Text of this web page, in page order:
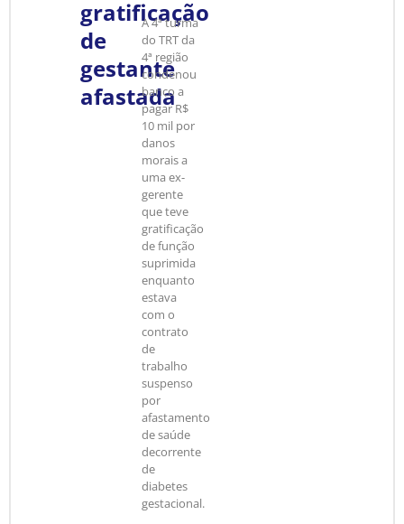
gratificação
de
gestante
afastada
A 4ª turma
do TRT da
4ª região
condenou
banco a
pagar R$
10 mil por
danos
morais a
uma ex-
gerente
que teve
gratificação
de função
suprimida
enquanto
estava
com o
contrato
de
trabalho
suspenso
por
afastamento
de saúde
decorrente
de
diabetes
gestacional.